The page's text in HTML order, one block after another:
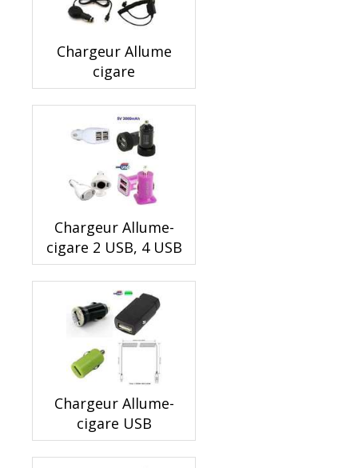
Chargeur Allume
cigare
Chargeur Allume-
cigare 2 USB, 4 USB
Chargeur Allume-
cigare USB